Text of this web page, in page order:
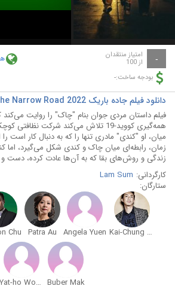
- امتیاز منتقدان
از 100
بودجه ساخت:-
دانلود فیلم جاده باریک The Narrow Road 2022 با دوبله فارسی
فیلم داستان مردی جوان بنام "چاک" را روایت می‌کند
همه‌گیری کووید-19 تلاش می‌کند شرکت
میان، او "کندی" مادری تنها را که به دنبال کار است
زمان، رابطه‌ای میان چاک و کندی شکل می‌گیرد،
زندگی و روش‌های بقا که به آن‌ها عادت کرده، دست
کارگردانی: Lam Sum
ستارگان:
Kai-Chung Cheung
Angela Yuen
Patra Au
Chu
Buber Mak
Yat-ho Wong